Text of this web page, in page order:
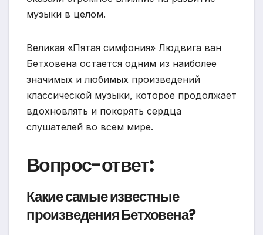
музыки в целом.
Великая «Пятая симфония» Людвига ван
Бетховена остается одним из наиболее
значимых и любимых произведений
классической музыки, которое продолжает
вдохновлять и покорять сердца
слушателей во всем мире.
Вопрос-ответ:
Какие самые известные
произведения Бетховена?